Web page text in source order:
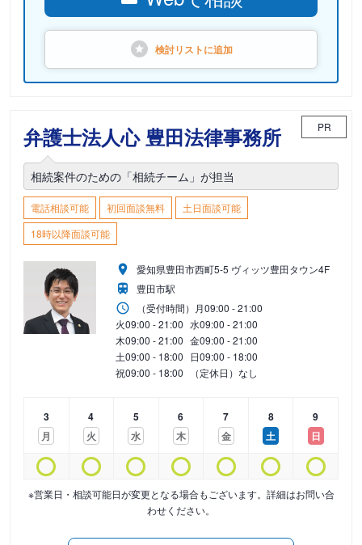
検討リストに追加
弁護士法人心 豊田法律事務所 PR
相続案件のための「相続チーム」が担当
電話相談可能 初回面談無料
土日面談可能
18時以降面談可能
愛知県豊田市西町5-5 ヴィッツ豊田タウン4F
豊田市駅
（受付時間） 月09:00 - 21:00
火09:00 - 21:00 水09:00 - 21:00
木09:00 - 21:00 金09:00 - 21:00
土09:00 - 18:00 日09:00 - 18:00
祝09:00 - 18:00 （定休日）なし
3
月
4
火
5
水
6
木
7
金
8
土
9
日
※営業日・相談可能日が変更となる場合もございます。詳細はお問い合
わせください。